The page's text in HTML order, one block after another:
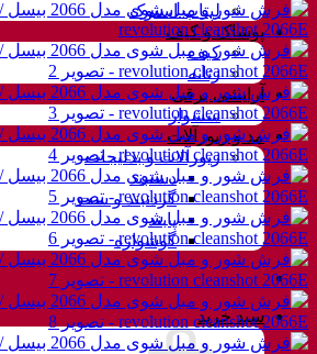
لپتاب استوک
پوشاک و کیف
کیف
زنانه
آرایشی برقی
سشوار
مد و زیورآلات
زیورآلات و بدلیجات
دستبند
گردنبند و ست
پابند
گوشواره
سبد خرید